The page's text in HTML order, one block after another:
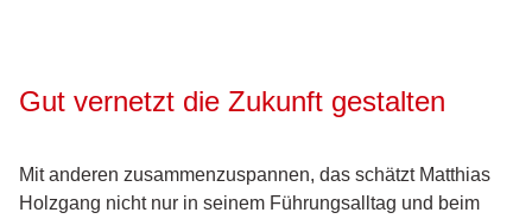
Gut vernetzt die Zukunft gestalten
Mit anderen zusammenzuspannen, das schätzt Matthias
Holzgang nicht nur in seinem Führungsalltag und beim